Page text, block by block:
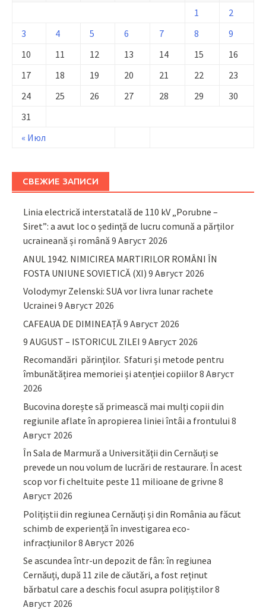
« Июл
1
2
3
4 5 6 7 8
9
10
11 12 13 14 15
16
17
18 19 20 21 22
23
24
25 26 27 28 29
30
31
СВЕЖИЕ ЗАПИСИ
Linia electrică interstatală de 110 kV „Porubne –
Siret”: a avut loc o ședință de lucru comună a părților
ucraineană și română 9 Август 2026
ANUL 1942. NIMICIREA MARTIRILOR ROMÂNI ÎN
FOSTA UNIUNE SOVIETICĂ (XI) 9 Август 2026
Volodymyr Zelenski: SUA vor livra lunar rachete
Ucrainei 9 Август 2026
CAFEAUA DE DIMINEAȚĂ9 Август 2026
9 AUGUST – ISTORICUL ZILEI 9 Август 2026
Recomandări părinţilor. Sfaturi și metode pentru
îmbunătățirea memoriei și atenției copiilor8 Август
2026
Bucovina dorește să primească mai mulți copii din
regiunile aflate în apropierea liniei întâi a frontului 8
Август 2026
În Sala de Marmură a Universității din Cernăuți se
prevede un nou volum de lucrări de restaurare. În acest
scop vor fi cheltuite peste 11 milioane de grivne 8
Август 2026
Polițiștii din regiunea Cernăuți și din România au făcut
schimb de experiență în investigarea eco-
infracțiunilor8 Август 2026
Se ascundea într-un depozit de fân: în regiunea
Cernăuți, după 11 zile de căutări, a fost reținut
bărbatul care a deschis focul asupra polițiștilor8
Август 2026